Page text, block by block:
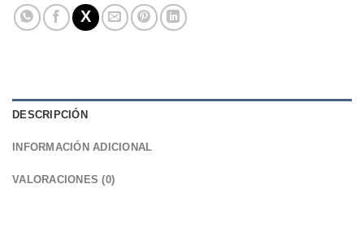
DESCRIPCIÓN
INFORMACIÓN ADICIONAL
VALORACIONES (0)